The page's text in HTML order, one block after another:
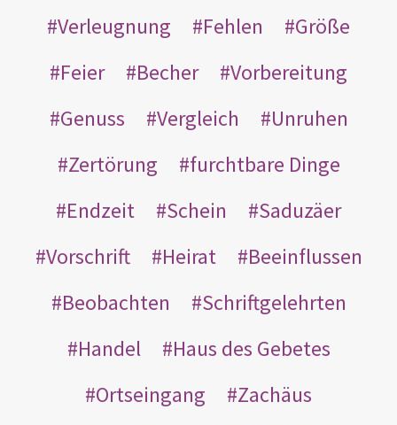
Verleugnung Fehlen
Größe
Feier
Becher
Vorbereitung
Genuss
Vergleich
Unruhen
Zertörung
furchtbare Dinge
Endzeit
Schein
Saduzäer
Vorschrift
Heirat
Beeinflussen
Beobachten
Schriftgelehrten
Handel
Haus des Gebetes
Ortseingang
Zachäus